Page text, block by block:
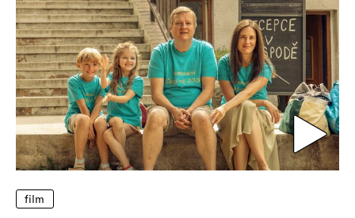
film